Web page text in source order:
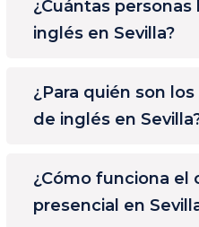
¿Cuántas
inglés en Sevilla?
¿Para quién son
de inglés en
¿Cómo funciona el
presencial en